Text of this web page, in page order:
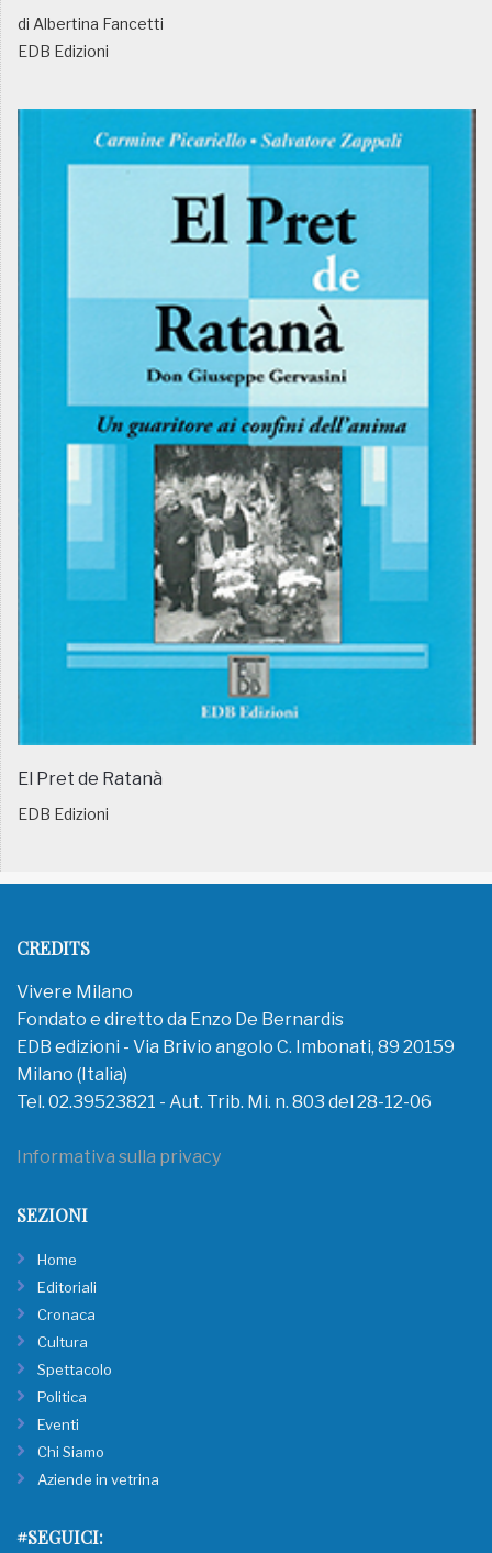
di Albertina Fancetti
EDB Edizioni
El Pret de Ratanà
EDB Edizioni
CREDITS
Vivere Milano
Fondato e diretto da Enzo De Bernardis
EDB edizioni - Via Brivio angolo C. Imbonati, 89 20159
Milano (Italia)
Tel. 02.39523821 - Aut. Trib. Mi. n. 803 del 28-12-06
Informativa sulla privacy
SEZIONI
Home
Editoriali
Cronaca
Cultura
Spettacolo
Politica
Eventi
Chi Siamo
Aziende in vetrina
#SEGUICI: